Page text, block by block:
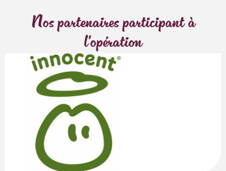
Nos partenaires participant à
l'opération